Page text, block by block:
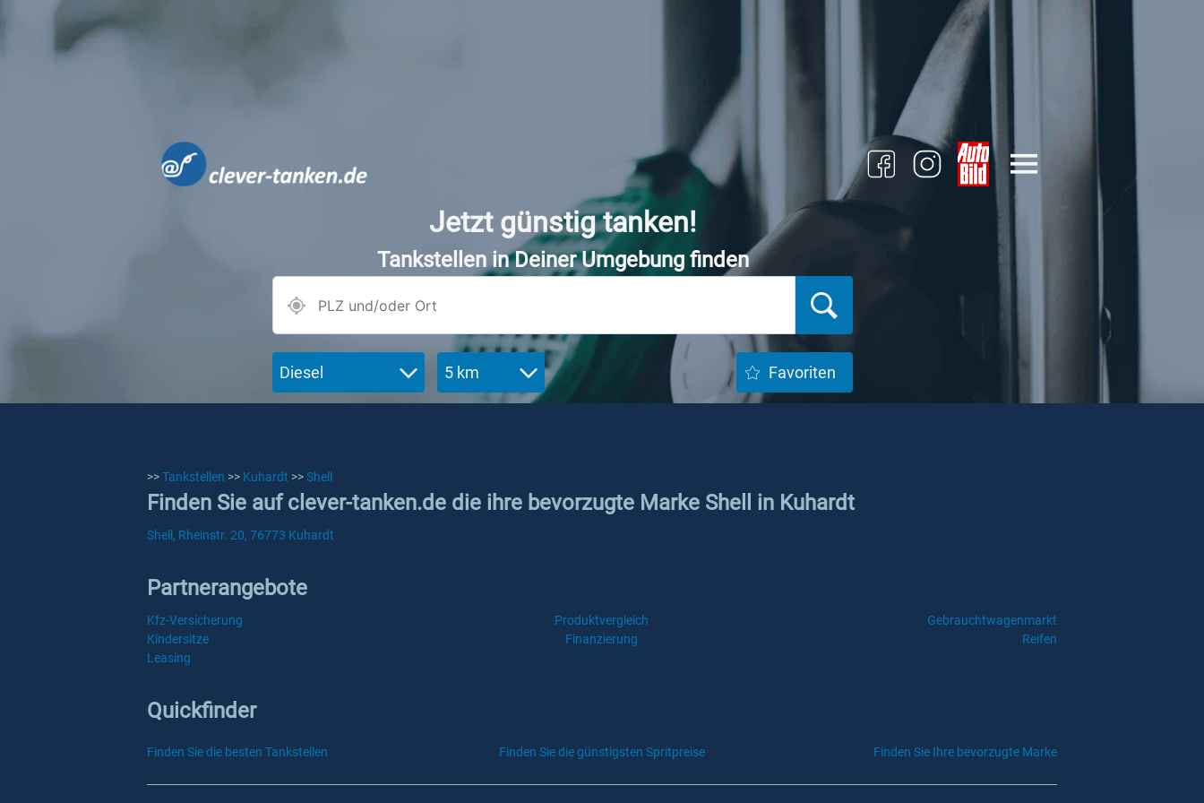
Jetzt günstig tanken!
Tankstellen in Deiner Umgebung finden
Diesel 5 km Favoriten
>>Tankstellen >> Kuhardt >>Shell
Finden Sie auf clever-tanken.de die ihre bevorzugte Marke Shell in Kuhardt
Shell, Rheinstr. 20, 76773 Kuhardt
Partnerangebote
Kfz-Versicherung Produktvergleich
Gebrauchtwagenmarkt
Kindersitze
Finanzierung
Reifen
Leasing
Quickfinder
Finden Sie die besten Tankstellen Finden Sie die günstigsten Spritpreise Finden Sie Ihre bevorzugte Marke